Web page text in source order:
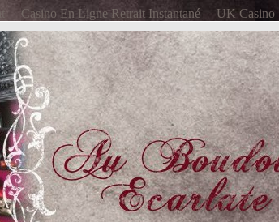
Casino En Ligne Retrait Instantané UK Casino